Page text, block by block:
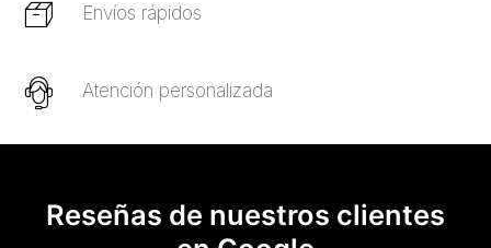
Envíos rápidos
Atención personalizada
Reseñas de nuestros clientes